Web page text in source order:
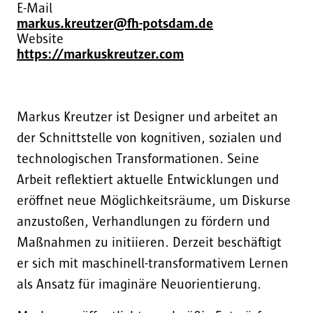
E-Mail
markus.kreutzer@fh-potsdam.de
Website
https://markuskreutzer.com
Markus Kreutzer ist Designer und arbeitet an
der Schnittstelle von kognitiven, sozialen und
technologischen Transformationen. Seine
Arbeit reflektiert aktuelle Entwicklungen und
eröffnet neue Möglichkeitsräume, um Diskurse
anzustoßen, Verhandlungen zu fördern und
Maßnahmen zu initiieren. Derzeit beschäftigt
er sich mit maschinell-transformativem Lernen
als Ansatz für imaginäre Neuorientierung.